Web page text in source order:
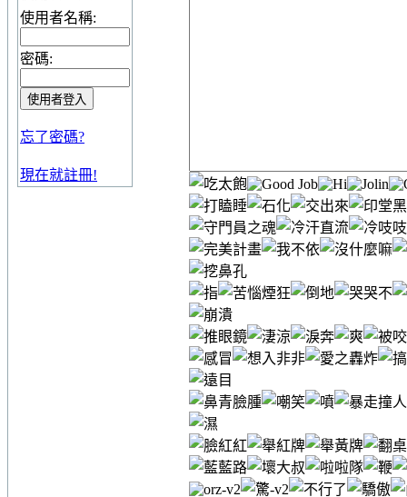
使用者名稱:
密碼:
忘了密碼?
現在就註冊!